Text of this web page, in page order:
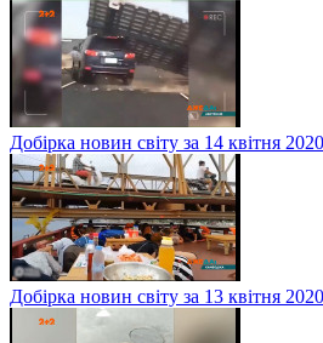
Добірка новин світу за 14 квітня
Добірка новин світу за 13 квітня